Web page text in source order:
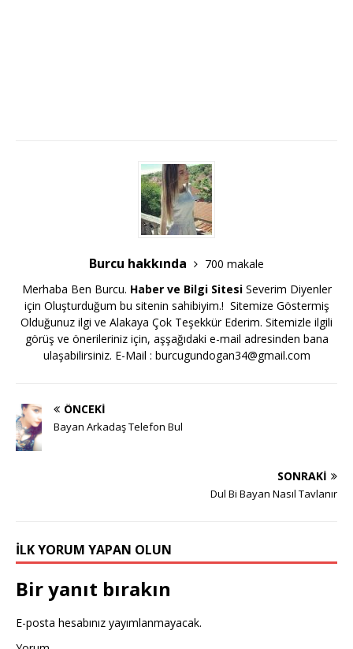
Burcu hakkında
700 makale
Merhaba Ben Burcu. Haber ve Bilgi SitesiSeverim Diyenler
için Oluşturduğum bu sitenin sahibiyim.! Sitemize Göstermiş
Olduğunuz ilgi ve Alakaya Çok Teşekkür Ederim. Sitemizle ilgili
görüş ve önerileriniz için, aşşağıdaki e-mail adresinden bana
ulaşabilirsiniz. E-Mail : burcugundogan34@gmail.com
ÖNCEKI
Bayan Arkadaş Telefon Bul
SONRAKI
Dul Bi Bayan Nasıl Tavlanır
İLK YORUM YAPAN OLUN
Bir yanıt bırakın
E-posta hesabınız yayımlanmayacak.